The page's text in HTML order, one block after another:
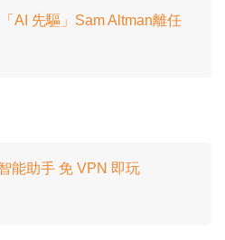
AI 先驅」Sam Altman離任
能助手 免 VPN 即玩